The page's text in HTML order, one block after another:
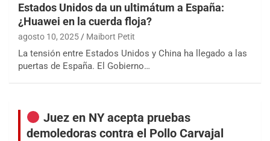
Estados Unidos da un ultimátum a España:
¿Huawei en la cuerda floja?
agosto 10, 2025 Maibort Petit
La tensión entre Estados Unidos y China ha llegado a las
puertas de España. El Gobierno…
Juez en NY acepta pruebas
demoledoras contra el Pollo Carvajal